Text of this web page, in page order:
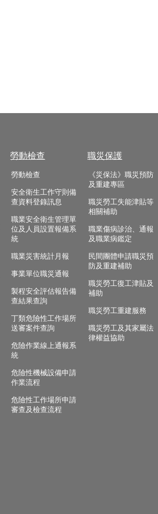
勞動檢查
勞動檢查
安全衛生工作守則備
查資料登錄訊息
職業安全衛生管理單
位及人員設置報備系
統
職業災害統計月報
事業單位職災通報
製程安全評估報告備
查結果查詢
丁類危險性工作場所
送審案件查詢
危險作業線上通報系
統
危險性機械設備申請
作業流程
危險性工作場所申請
審查及檢查流程
職災保護
《災保法》職災預防
及重建專區
職災勞工失能津貼等
相關補助
職業傷病診治、通報
及職業病鑑定
民間團體申請職災預
防及重建補助
職災勞工復工津貼及
補助
職災勞工重建服務
職災勞工及其家屬法
律權益協助